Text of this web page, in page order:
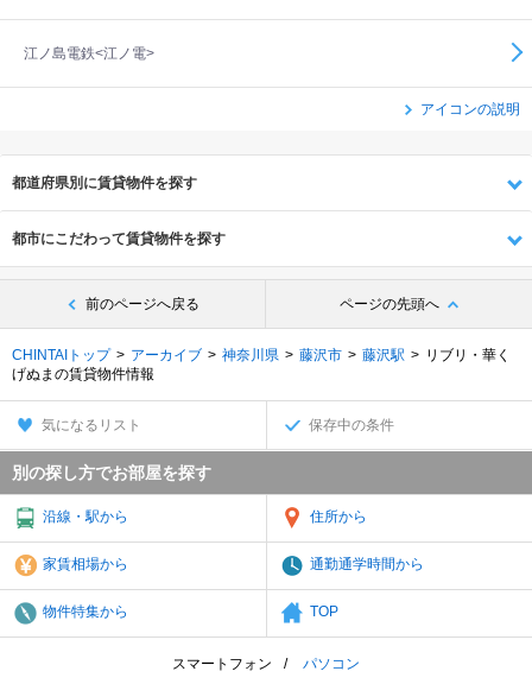
江ノ島電鉄<江ノ電>
アイコンの説明
都道府県別に賃貸物件を探す
都市にこだわって賃貸物件を探す
前のページへ戻る ページの先頭へ
CHINTAIトップ アーカイブ 神奈川県 藤沢市 藤沢駅
リブリ・華く
げぬまの賃貸物件情報
気になるリスト 保存中の条件
別の探し方でお部屋を探す
沿線・駅から 住所から
家賃相場から 通勤通学時間から
物件特集から TOP
スマートフォン パソコン